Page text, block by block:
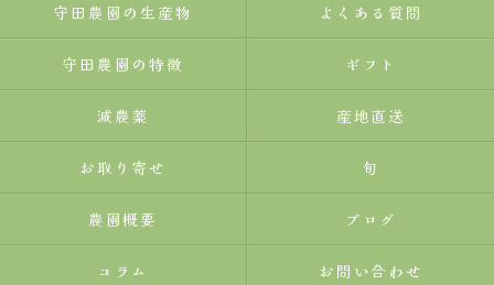
守田農園の生産物 よくある質問
守田農園の特徴 ギフト
減農薬 産地直送
お取り寄せ 旬
農園概要 ブログ
コラム お問い合わせ